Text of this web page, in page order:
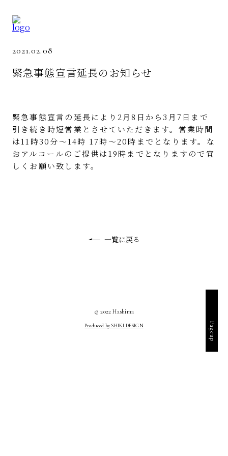
2021.02.08
緊急事態宣言延長のお知らせ
緊急事態宣言の延長により2月8日から3月7日まで
引き続き時短営業とさせていただきます。営業時間
は11時30分〜14時 17時〜20時までとなります。な
おアルコールのご提供は19時までとなりますので宜
しくお願い致します。
一覧に戻る
© 2022 Hashima
Produced by SHIKI DESIGN Pageup